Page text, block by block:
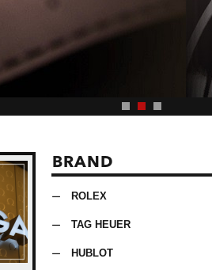
BRAND
ROLEX
TAG HEUER
HUBLOT